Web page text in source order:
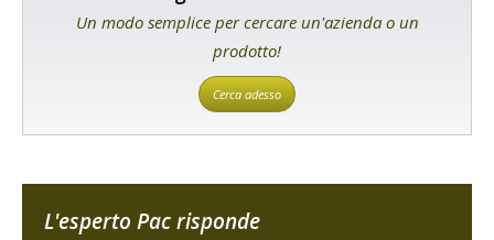
Un modo semplice per cercare un'azienda o un
prodotto!
Cerca adesso
L'esperto Pac risponde